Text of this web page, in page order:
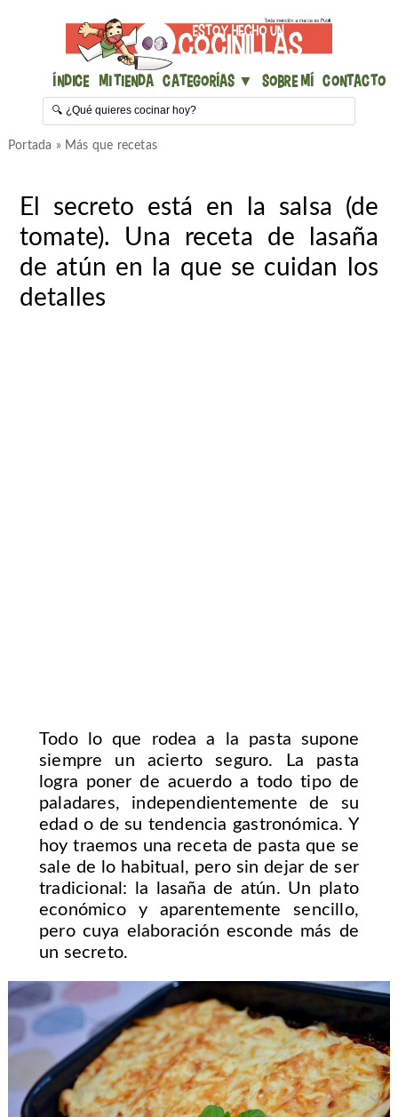
Índice Mi Tienda Categorías ▼ Sobre mí Contacto
Portada » Más que recetas
El secreto está en la salsa (de
tomate). Una receta de lasaña
de atún en la que se cuidan los
detalles
Todo lo que rodea a la pasta supone
siempre un acierto seguro. La pasta
logra poner de acuerdo a todo tipo de
paladares, independientemente de su
edad o de su tendencia gastronómica. Y
hoy traemos una receta de pasta que se
sale de lo habitual, pero sin dejar de ser
tradicional: la lasaña de atún. Un plato
económico y aparentemente sencillo,
pero cuya elaboración esconde más de
un secreto.